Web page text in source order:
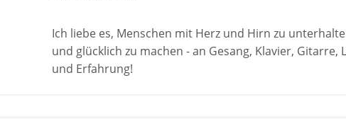
Ich liebe es, Menschen mit Herz und Hirn zu
und glücklich zu machen - an Gesang, Klavier, Gitarre,
und Erfahrung!